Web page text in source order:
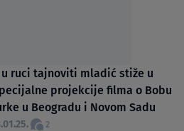
ruci tajnoviti mladić stiže u
projekcije filma o Bobu
u Beogradu i Novom Sadu
2